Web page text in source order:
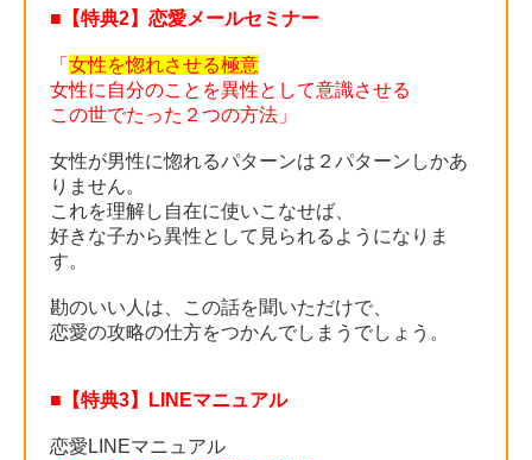
■【特典2】恋愛メールセミナー
「 女性を惚れさせる極意
女性に自分のことを異性として意識させる
この世でたった２つの方法」
女性が男性に惚れるパターンは２パターンしかあ
りません。
これを理解し自在に使いこなせば、
好きな子から異性として見られるようになりま
す。
勘のいい人は、この話を聞いただけで、
恋愛の攻略の仕方をつかんでしまうでしょう。
■【特典3】LINEマニュアル
恋愛LINEマニュアル